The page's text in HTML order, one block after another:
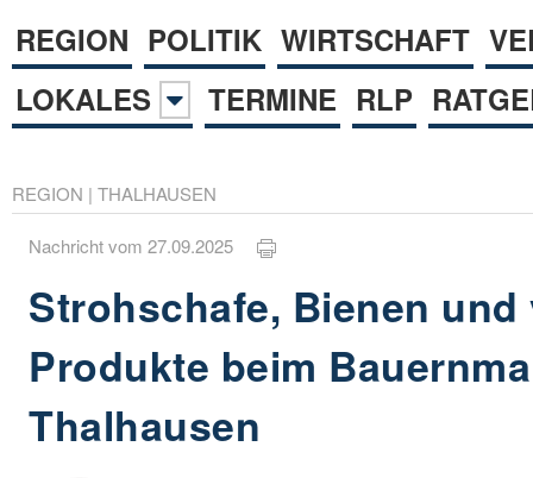
REGION POLITIK WIRTSCHAFT
LOKALES
TERMINE RLP
REGION | THALHAUSEN
Nachricht vom 27.09.2025
Strohschafe, Bienen
Produkte beim
Thalhausen